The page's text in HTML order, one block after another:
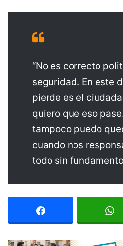
“No es correcto
seguridad. En este
pierde es el
quiero que eso
tampoco puedo
cuando nos
todo sin